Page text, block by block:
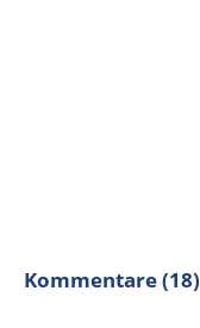
Kommentare (18)